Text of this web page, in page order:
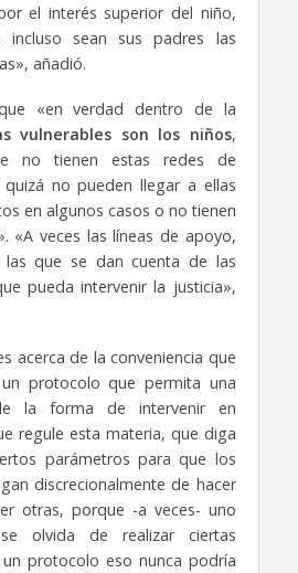
el interés superior del niño,
sean sus padres las
añadió.
«en verdad dentro de la
vulnerables son los niños,
no tienen estas redes de
no pueden llegar a ellas
en algunos casos o no tienen
«A veces las líneas de apoyo,
las que se dan cuenta de las
pueda intervenir la justicia»,
acerca de la conveniencia que
protocolo que permita una
la forma de intervenir en
regule esta materia, que diga
parámetros para que los
discrecionalmente de hacer
otras, porque -a veces- uno
olvida de realizar ciertas
protocolo eso nunca podría